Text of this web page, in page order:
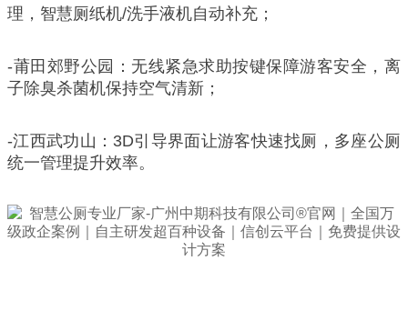
理，智慧厕纸机/洗手液机自动补充；
-莆田郊野公园：无线紧急求助按键保障游客安全，离
子除臭杀菌机保持空气清新；
-江西武功山：3D引导界面让游客快速找厕，多座公厕
统一管理提升效率。